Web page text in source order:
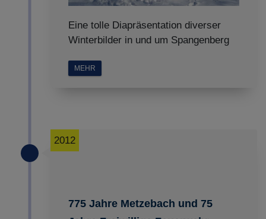
Eine tolle Diapräsentation diverser
Winterbilder in und um Spangenberg
MEHR
775 Jahre Metzebach und 75
2012